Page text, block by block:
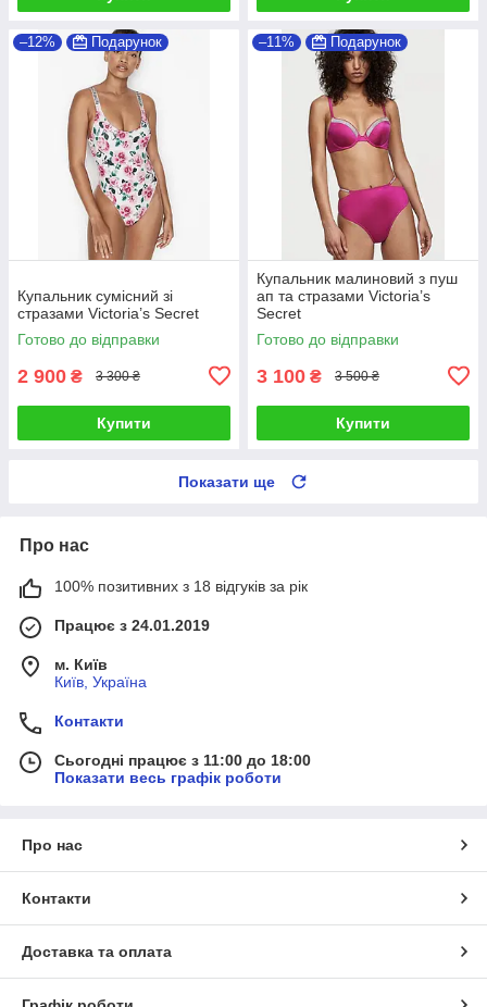
–12% Подарунок
Купальник сумісний зі
стразами Victoria’s Secret
Готово до відправки
2 900 ₴ 3 300 ₴
Купити
–11% Подарунок
Купальник малиновий з пуш
ап та стразами Victoria’s
Secret
Готово до відправки
3 100 ₴ 3 500 ₴
Купити
Показати ще
Про нас
100% позитивних з 18 відгуків за рік
Працює з 24.01.2019
м. Київ
Київ, Україна
Контакти
Сьогодні працює з 11:00 до 18:00
Показати весь графік роботи
Про нас
Контакти
Доставка та оплата